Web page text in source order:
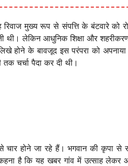
रिवाज मुख्य रूप से संपत्ति के बंटवारे
लेकिन आधुनिक शिक्षा और
होने के बावजूद इस परंपरा को
चर्चा पैदा कर दी थी।
होने जा रहे हैं। भगवान की कृपा से सब
है कि यह खबर गांव में उत्साह लेकर